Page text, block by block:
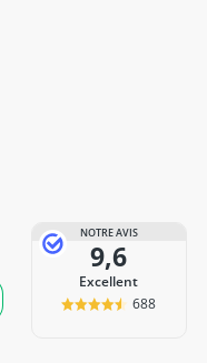
NOTRE AVIS
9,6
Excellent
688